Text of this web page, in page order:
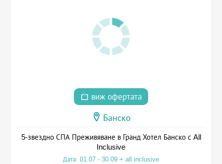
виж офертата
Банско
5-звездно СПА Преживяване в Гранд Хотел Банско с All
Inclusive
Дата: 01.07 - 30.09 + all inclusive